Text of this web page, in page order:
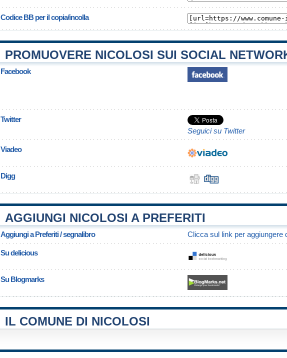
Codice BB per il copia/incolla
PROMUOVERE NICOLOSI SUI SOCIAL
Facebook
Twitter
Seguici su Twitter
Viadeo
Digg
AGGIUNGI NICOLOSI A PREFERITI
Aggiungi a Preferiti / segnalibro Clicca sul link per aggiungere
Su delicious
Su Blogmarks
IL COMUNE DI NICOLOSI